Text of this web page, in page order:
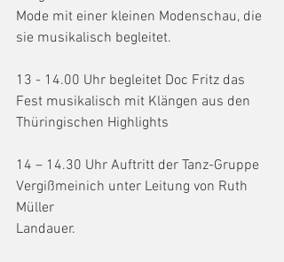
Mode mit einer kleinen Modenschau, die
sie musikalisch begleitet.
13 - 14.00 Uhr begleitet Doc Fritz das
Fest musikalisch mit Klängen aus den
Thüringischen Highlights
14 – 14.30 Uhr Auftritt der Tanz-Gruppe
Vergißmeinich unter Leitung von Ruth
Müller
Landauer.